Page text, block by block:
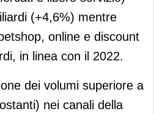
(+4,6%) mentre
online e discount
in linea con il 2022.
dei volumi superiore a
nei canali della